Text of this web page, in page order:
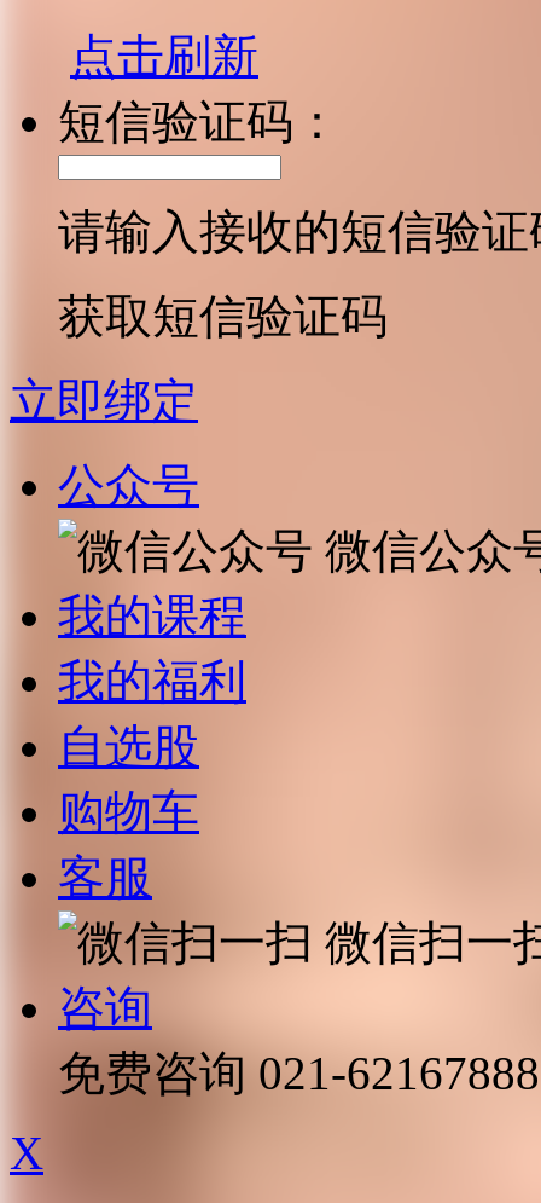
点击刷新
短信验证码：
请输入接收的短信验证
获取短信验证码
立即绑定
公众号
微信公众
我的课程
我的福利
自选股
购物车
客服
微信扫一
咨询
免费咨询 021-62167888
X